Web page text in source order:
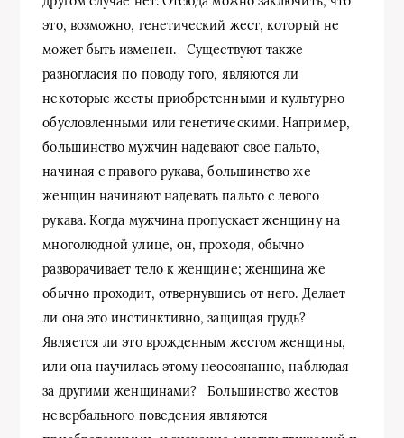
это, возможно, генетический жест, который не
может быть изменен. Существуют также
разногласия по поводу того, являются ли
некоторые жесты приобретенными и культурно
обусловленными или генетическими. Например,
большинство мужчин надевают свое пальто,
начиная с правого рукава, большинство же
женщин начинают надевать пальто с левого
рукава. Когда мужчина пропускает женщину на
многолюдной улице, он, проходя, обычно
разворачивает тело к женщине; женщина же
обычно проходит, отвернувшись от него. Делает
ли она это инстинктивно, защищая грудь?
Является ли это врожденным жестом женщины,
или она научилась этому неосознанно, наблюдая
за другими женщинами? Большинство жестов
невербального поведения являются